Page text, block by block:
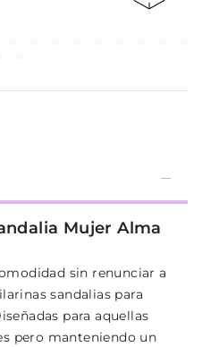
Mujer Alma
sin renunciar a
sandalias para
para aquellas
pero manteniendo un